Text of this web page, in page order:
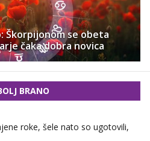
Škorpijonom se obeta
čaka dobra novica
BRANO
roke, šele nato so ugotovili,